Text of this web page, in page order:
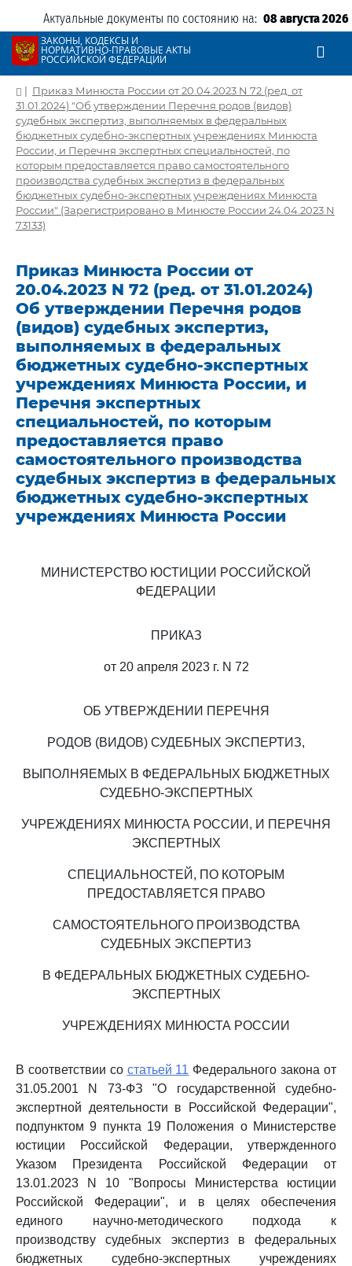
Актуальные документы по состоянию на: 08 августа 2026
ЗАКОНЫ, КОДЕКСЫ И
НОРМАТИВНО-ПРАВОВЫЕ АКТЫ
РОССИЙСКОЙ ФЕДЕРАЦИИ
| Приказ Минюста России от 20.04.2023 N 72 (ред. от
31.01.2024) "Об утверждении Перечня родов (видов)
судебных экспертиз, выполняемых в федеральных
бюджетных судебно-экспертных учреждениях Минюста
России, и Перечня экспертных специальностей, по
которым предоставляется право самостоятельного
производства судебных экспертиз в федеральных
бюджетных судебно-экспертных учреждениях Минюста
России" (Зарегистрировано в Минюсте России 24.04.2023 N
73133)
Приказ Минюста России от
20.04.2023 N 72 (ред. от 31.01.2024)
Об утверждении Перечня родов
(видов) судебных экспертиз,
выполняемых в федеральных
бюджетных судебно-экспертных
учреждениях Минюста России, и
Перечня экспертных
специальностей, по которым
предоставляется право
самостоятельного производства
судебных экспертиз в федеральных
бюджетных судебно-экспертных
учреждениях Минюста России
МИНИСТЕРСТВО ЮСТИЦИИ РОССИЙСКОЙ
ФЕДЕРАЦИИ
ПРИКАЗ
от 20 апреля 2023 г. N 72
ОБ УТВЕРЖДЕНИИ ПЕРЕЧНЯ
РОДОВ (ВИДОВ) СУДЕБНЫХ ЭКСПЕРТИЗ,
ВЫПОЛНЯЕМЫХ В ФЕДЕРАЛЬНЫХ БЮДЖЕТНЫХ
СУДЕБНО-ЭКСПЕРТНЫХ
УЧРЕЖДЕНИЯХ МИНЮСТА РОССИИ, И ПЕРЕЧНЯ
ЭКСПЕРТНЫХ
СПЕЦИАЛЬНОСТЕЙ, ПО КОТОРЫМ
ПРЕДОСТАВЛЯЕТСЯ ПРАВО
САМОСТОЯТЕЛЬНОГО ПРОИЗВОДСТВА
СУДЕБНЫХ ЭКСПЕРТИЗ
В ФЕДЕРАЛЬНЫХ БЮДЖЕТНЫХ СУДЕБНО-
ЭКСПЕРТНЫХ
УЧРЕЖДЕНИЯХ МИНЮСТА РОССИИ
В соответствии со статьей 11 Федерального закона от
31.05.2001 N 73-ФЗ "О государственной судебно-
экспертной деятельности в Российской Федерации",
подпунктом 9 пункта 19 Положения о Министерстве
юстиции Российской Федерации, утвержденного
Указом Президента Российской Федерации от
13.01.2023 N 10 "Вопросы Министерства юстиции
Российской Федерации", и в целях обеспечения
единого научно-методического подхода к
производству судебных экспертиз в федеральных
бюджетных судебно-экспертных учреждениях